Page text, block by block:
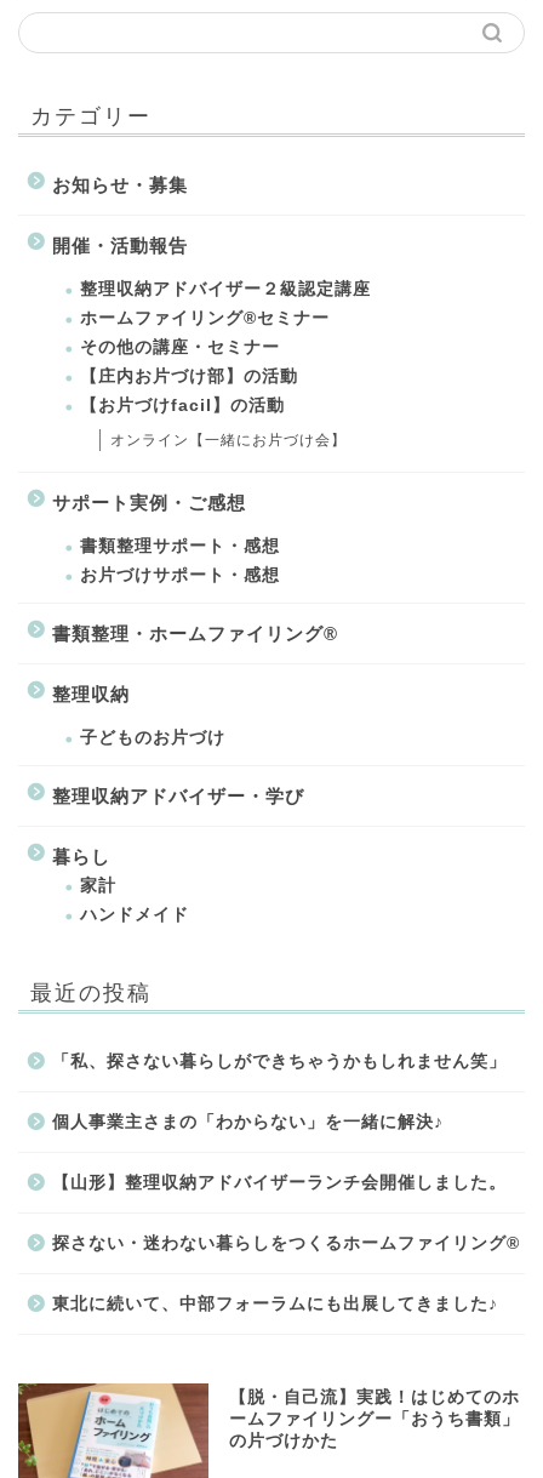
カテゴリー
お知らせ・募集
開催・活動報告
整理収納アドバイザー２級認定講座
ホームファイリング®セミナー
その他の講座・セミナー
【庄内お片づけ部】の活動
【お片づけfacil】の活動
オンライン【一緒にお片づけ会】
サポート実例・ご感想
書類整理サポート・感想
お片づけサポート・感想
書類整理・ホームファイリング®
整理収納
子どものお片づけ
整理収納アドバイザー・学び
暮らし
家計
ハンドメイド
最近の投稿
「私、探さない暮らしができちゃうかもしれません笑」
個人事業主さまの「わからない」を一緒に解決♪
【山形】整理収納アドバイザーランチ会開催しました。
探さない・迷わない暮らしをつくるホームファイリング®
東北に続いて、中部フォーラムにも出展してきました♪
【脱・自己流】実践！はじめてのホ
ームファイリングー「おうち書類」
の片づけかた